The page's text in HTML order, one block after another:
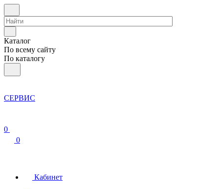
Каталог
По всему сайту
По каталогу
СЕРВИС
0
0
Кабинет